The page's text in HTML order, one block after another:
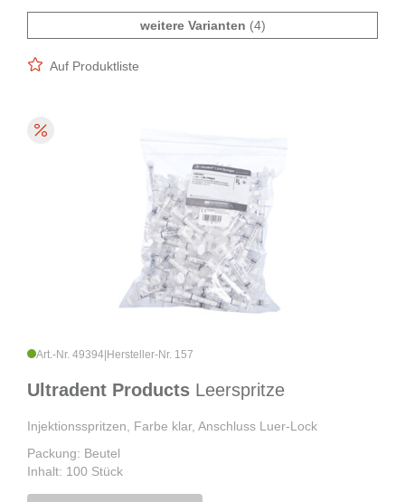
weitere Varianten (4)
Auf Produktliste
Art.-Nr. 49394 Hersteller-Nr. 157
Ultradent Products Leerspritze
Injektionsspritzen, Farbe klar, Anschluss Luer-Lock
Packung: Beutel
Inhalt: 100 Stück